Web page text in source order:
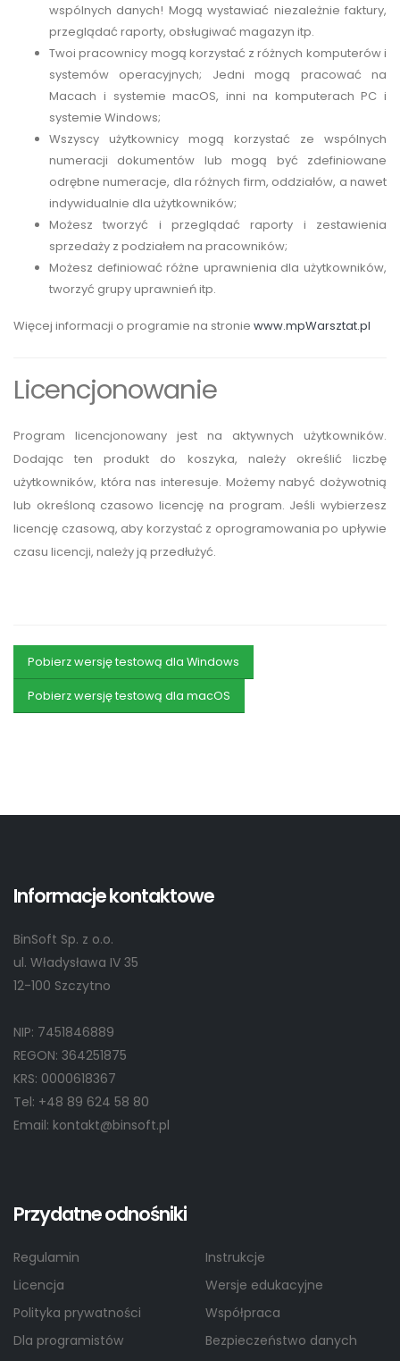
wspólnych danych! Mogą wystawiać niezależnie faktury,
przeglądać raporty, obsługiwać magazyn itp.
Twoi pracownicy mogą korzystać z różnych komputerów i
systemów operacyjnych; Jedni mogą pracować na
Macach i systemie macOS, inni na komputerach PC i
systemie Windows;
Wszyscy użytkownicy mogą korzystać ze wspólnych
numeracji dokumentów lub mogą być zdefiniowane
odrębne numeracje, dla różnych firm, oddziałów, a nawet
indywidualnie dla użytkowników;
Możesz tworzyć i przeglądać raporty i zestawienia
sprzedaży z podziałem na pracowników;
Możesz definiować różne uprawnienia dla użytkowników,
tworzyć grupy uprawnień itp.
Więcej informacji o programie na stronie www.mpWarsztat.pl
Licencjonowanie
Program licencjonowany jest na aktywnych użytkowników.
Dodając ten produkt do koszyka, należy określić liczbę
użytkowników, która nas interesuje. Możemy nabyć dożywotnią
lub określoną czasowo licencję na program. Jeśli wybierzesz
licencję czasową, aby korzystać z oprogramowania po upływie
czasu licencji, należy ją przedłużyć.
Pobierz wersję testową dla Windows
Pobierz wersję testową dla macOS
Informacje kontaktowe
BinSoft Sp. z o.o.
ul. Władysława IV 35
12-100 Szczytno
NIP: 7451846889
REGON: 364251875
KRS: 0000618367
Tel: +48 89 624 58 80
Email: kontakt@binsoft.pl
Przydatne odnośniki
Regulamin
Licencja
Polityka prywatności
Dla programistów
Instrukcje
Wersje edukacyjne
Współpraca
Bezpieczeństwo danych